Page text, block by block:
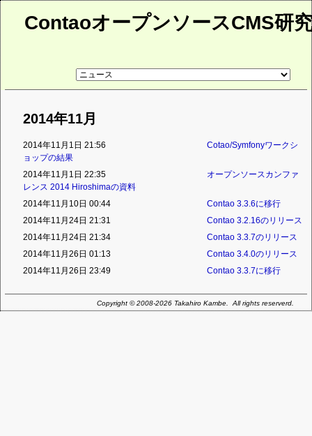
ContaoオープンソースCMS研
リ
ペ
ー
2014年11月
2014年11月1日 21:56
Cotao/Symfonyワークシ
ョップの結果
2014年11月1日 22:35
オープンソースカンファ
レンス 2014 Hiroshimaの資料
2014年11月10日 00:44
Contao 3.3.6に移行
2014年11月24日 21:31
Contao 3.2.16のリリース
2014年11月24日 21:34
Contao 3.3.7のリリース
2014年11月26日 01:13
Contao 3.4.0のリリース
2014年11月26日 23:49
Contao 3.3.7に移行
Copyright © 2008-2026 Takahiro Kambe. All rights reserverd.